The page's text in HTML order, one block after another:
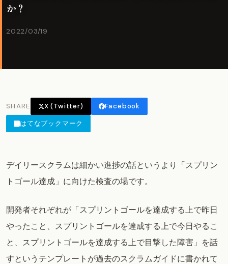
か？
2022/03/19
SHARE X (Twitter)
Facebook
はてなブックマーク
デイリースクラムは細かい進捗の話というより「スプリン
トゴール達成」に向けた検査の場です。
開発者それぞれが「スプリントゴールを達成する上で昨日
やったこと、スプリントゴールを達成する上で今日やるこ
と、スプリントゴールを達成する上で目撃した障害」を話
すというテンプレートが過去のスクラムガイドに書かれて